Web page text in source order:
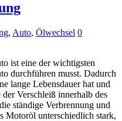
, Auto, Ölwechsel 0
ist eine der wichtigsten
durchführen musst. Dadurch
lange Lebensdauer hat und
Verschleiß innerhalb des
ständige Verbrennung und
Motoröl unterschiedlich stark,